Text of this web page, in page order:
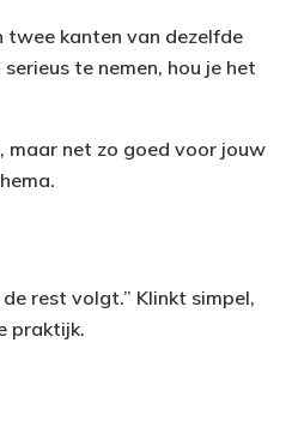
twee kanten van dezelfde
te nemen, hou je het
net zo goed voor jouw
rest volgt.” Klinkt simpel,
praktijk.